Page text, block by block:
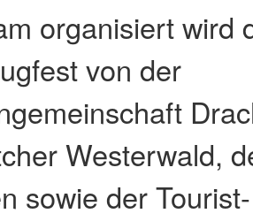
organisiert wird
von der
Westerwald,
sowie der